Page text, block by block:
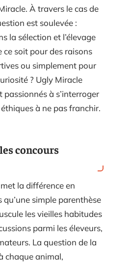
À travers le cas de
est soulevée :
la sélection et l’élevage
ce soit pour des raisons
ou simplement pour
? Ugly Miracle
passionnés à s’interroger
à ne pas franchir.
concours
la différence en
qu’une simple parenthèse
les vieilles habitudes
parmi les éleveurs,
La question de la
chaque animal,